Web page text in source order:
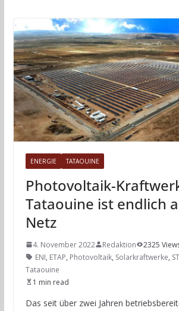
ENERGIE TATAOUINE
Photovoltaik-
Tataouine ist endlich
Netz
4. November 2022 Redaktion
2325
ENI, ETAP, Photovoltaik, Solarkraftwerke,
Tataouine
1 min read
Das seit über zwei Jahren